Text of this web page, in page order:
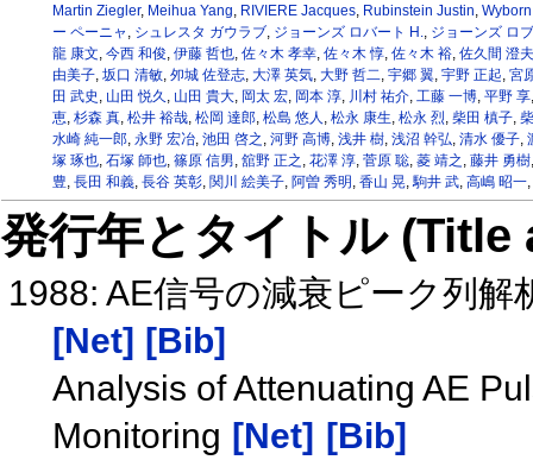
Martin Ziegler, Meihua Yang RIVIERE Jacques, Rubinstein Justin
ー ペーニャ
シュレスタ ガウラブ, ジョーンズ ロバート H.
ジョーンズ ロブ
龍 康文 今西 和俊 伊藤 哲也, 佐々木 孝幸, 佐々木 惇, 佐々木 裕, 佐久間 澄夫
由美子, 坂口 清敏, 夘城 佐登志, 大澤 英気, 大野 哲二 宇郷 翼 宇野 正起 宮
田 武史
山田 悦久 山田 貴大, 岡太 宏, 岡本 淳, 川村 祐介, 工藤 一博, 平野 享
恵, 杉森 真, 松井 裕哉, 松岡 達郎, 松島 悠人 松永 康生 松永 烈 柴田 槙子,
水崎 純一郎, 永野 宏冶, 池田 啓之 河野 高博, 浅井 樹, 浅沼 幹弘 清水 優子,
塚 琢也, 石塚 師也, 篠原 信男 舘野 正之 花澤 淳, 菅原 聡, 菱 靖之 藤井 勇樹
豊 長田 和義, 長谷 英彰, 関川 絵美子, 阿曽 秀明 香山 晃 駒井 武, 高嶋 昭一,
発行年とタイトル
1988: AE信号の減衰ピーク列
[Net] [Bib]
Analysis of Attenuating AE
Monitoring [Net]
[Bib]